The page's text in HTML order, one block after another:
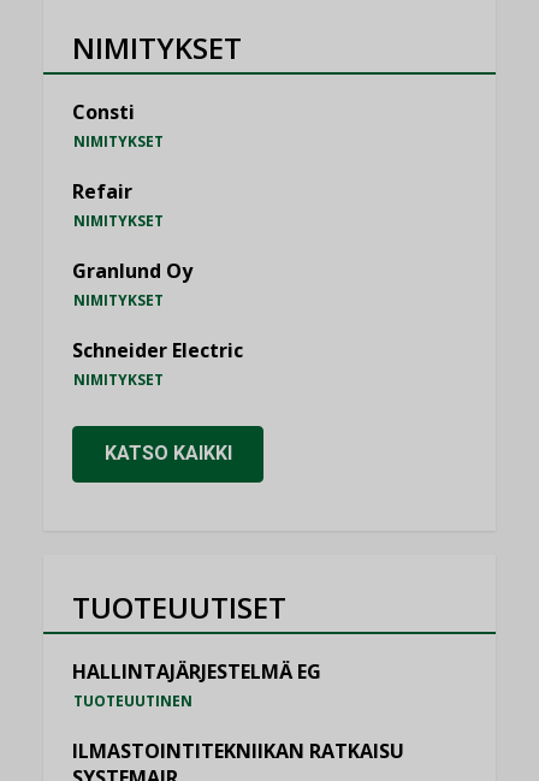
NIMITYKSET
Consti
NIMITYKSET
Refair
NIMITYKSET
Granlund Oy
NIMITYKSET
Schneider Electric
NIMITYKSET
KATSO KAIKKI
TUOTEUUTISET
HALLINTAJÄRJESTELMÄ EG
TUOTEUUTINEN
ILMASTOINTITEKNIIKAN RATKAISU